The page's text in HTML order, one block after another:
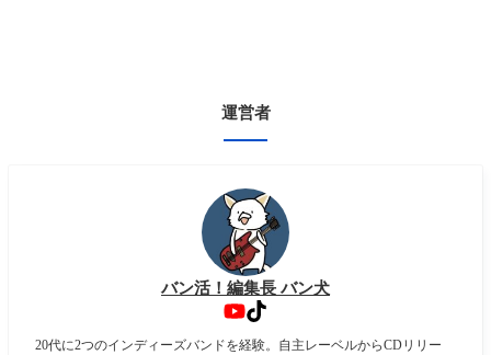
運営者
バン活！編集長 バン犬
20代に2つのインディーズバンドを経験。自主レーベルからCDリリー